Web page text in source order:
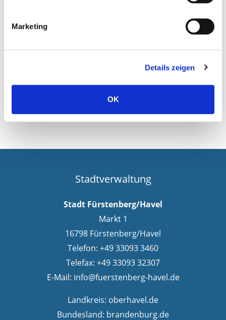
Marketing
Details zeigen
OK
Stadtverwaltung
Stadt Fürstenberg/Havel
Markt 1
16798 Fürstenberg/Havel
Telefon: +49 33093 3460
Telefax: +49 33093 32307
E-Mail: info@fuerstenberg-havel.de
Landkreis: oberhavel.de
Bundesland: brandenburg.de